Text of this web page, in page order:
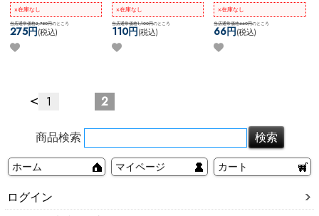
7号 9号 11号 13号 15号 17
号 19号 ステンレス メン
ズサイズ ペア ネコポス
OK【Hawaii】 スクロール
風ホヌリング
×在庫なし
当店通常価格2,750円のところ
275円(税込)
生き物 ステンレス ネコポ
スOK【選べるアクセサリ
ー】 [ ステンレス ] バタフ
ライTOP
×在庫なし
当店通常価格1,100円のところ
110円(税込)
ポスOKキャプティブビー
ズリング
×在庫なし
当店通常価格660円のところ
66円(税込)
< 1 2
商品検索
ホーム マイページ カート
ログイン